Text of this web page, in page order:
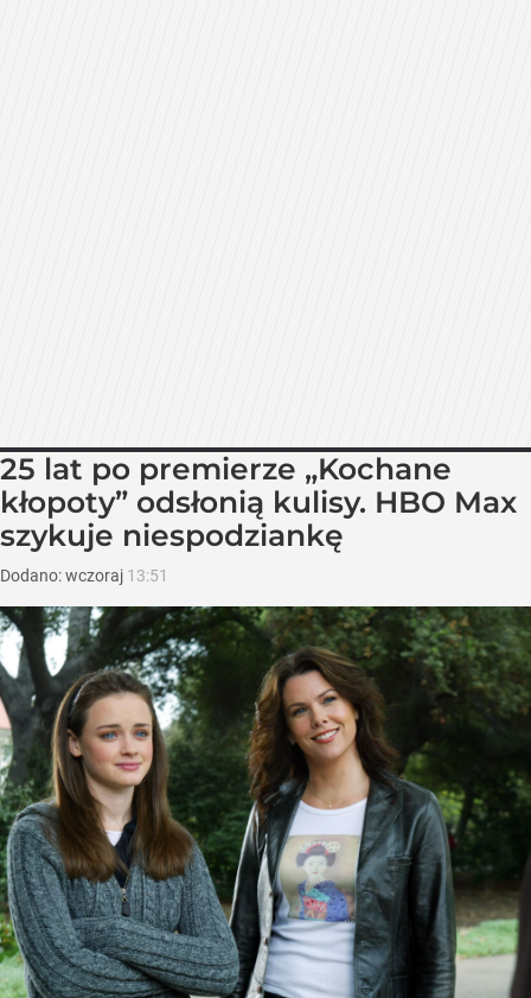
25 lat po premierze „Kochane
kłopoty” odsłonią kulisy. HBO Max
szykuje niespodziankę
Dodano:wczoraj 13:51